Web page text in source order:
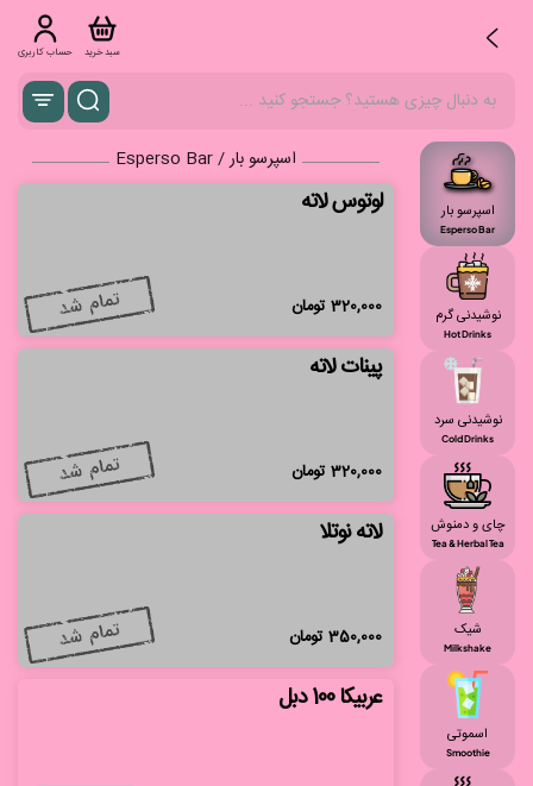
حساب کاربری سبد خرید
اسپرسو بار
Esperso Bar
نوشیدنی گرم
Hot Drinks
نوشیدنی سرد
Cold Drinks
چای و دمنوش
Tea & Herbal Tea
شیک
Milkshake
اسموتی
Smoothie
اسپرسو بار / Esperso Bar
لوتوس لاته
320,000تومان
پینات لاته
320,000تومان
لاته نوتلا
350,000تومان
عربیکا 100 دبل